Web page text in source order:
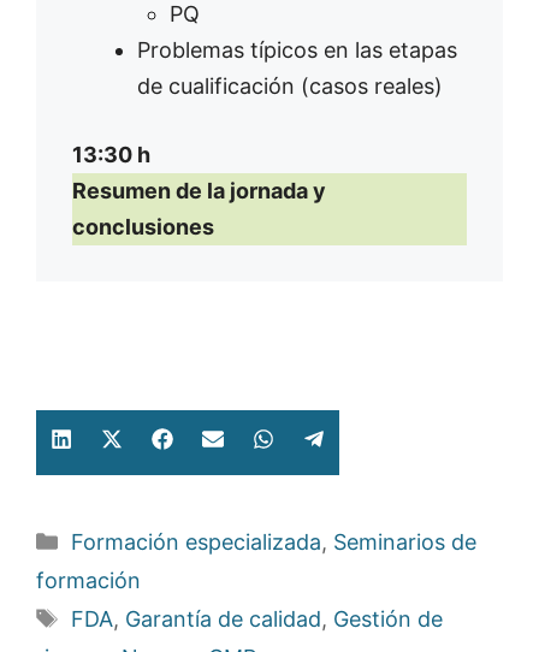
PQ
Problemas típicos en las etapas
de cualificación (casos reales)
13:30 h
Resumen de la jornada y
conclusiones
Compartir
en
Compartir
en
(Twitter)
Compartir
en
Compartir
en
Compartir
en
en
Categorías
Formación especializada, Seminarios de
formación
Etiquetas
FDA, Garantía de calidad, Gestión de